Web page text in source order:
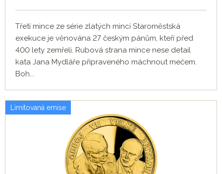
Třetí mince ze série zlatých mincí Staroměstská
exekuce je věnována 27 českým pánům, kteří před
400 lety zemřeli. Rubová strana mince nese detail
kata Jana Mydláře připraveného máchnout mečem.
Boh...
Limitovaná emise